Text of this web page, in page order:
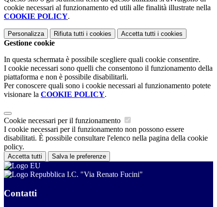
cookie necessari al funzionamento ed utili alle finalità illustrate nella
COOKIE POLICY.
Personalizza Rifiuta tutti i cookies Accetta tutti i cookies
Gestione cookie
In questa schermata è possibile scegliere quali cookie consentire.
I cookie necessari sono quelli che consentono il funzionamento della
piattaforma e non è possibile disabilitarli.
Per conoscere quali sono i cookie necessari al funzionamento potete
visionare la COOKIE POLICY.
Cookie necessari per il funzionamento
I cookie necessari per il funzionamento non possono essere
disabilitati. È possibile consultare l'elenco nella pagina della cookie
policy.
Accetta tutti Salva le preferenze
I.C. "Via Renato Fucini"
Contatti